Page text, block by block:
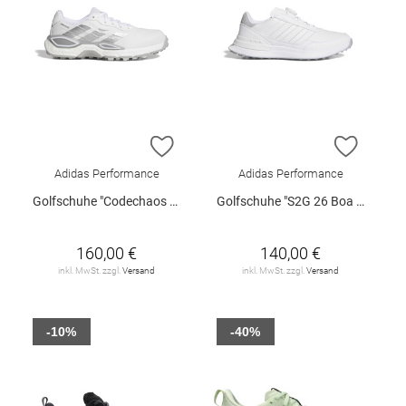
ZUR WUNSCHLISTE HINZUFÜGEN
Adidas Performance
Golfschuhe "Codechaos 27 Spikeless"
160,00 €
inkl. MwSt. zzgl. Versand
ZUR
Adidas Performance
Golfschuhe "S2G 26 Boa Spikeless"
140,00 €
inkl. MwSt. zzgl. Versand
-10% -40%